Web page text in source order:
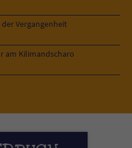
Vergangenheit
am Kilimandscharo